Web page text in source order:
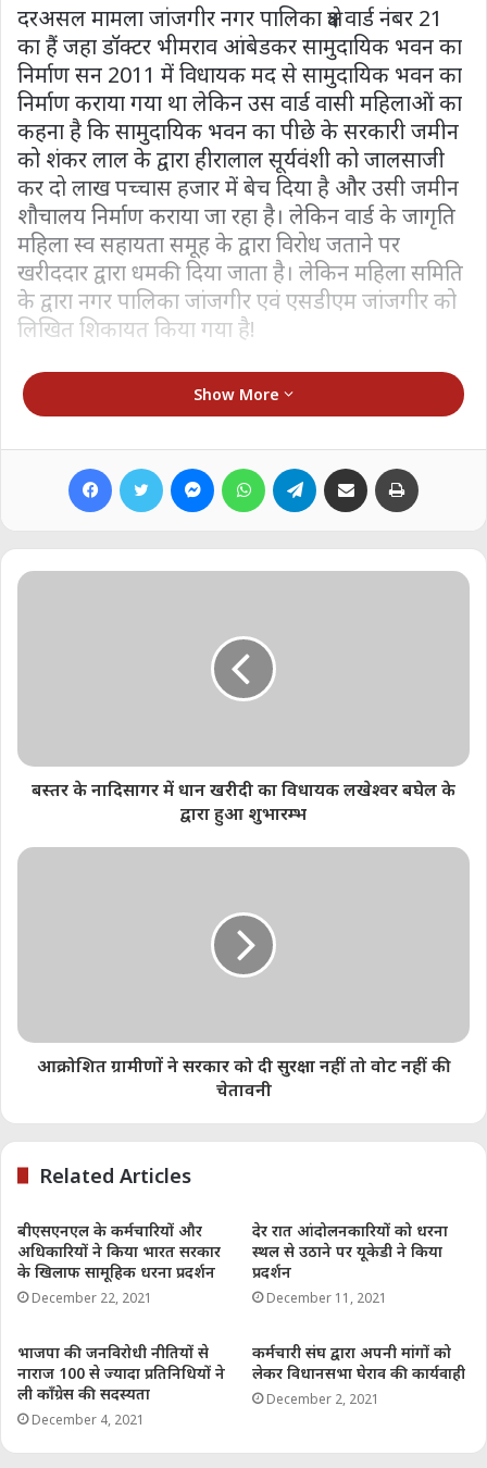
दरअसल मामला जांजगीर नगर पालिका क्षेत्र वार्ड नंबर 21
का हैं जहा डॉक्टर भीमराव आंबेडकर सामुदायिक भवन का
निर्माण सन 2011 में विधायक मद से सामुदायिक भवन का
निर्माण कराया गया था लेकिन उस वार्ड वासी महिलाओं का
कहना है कि सामुदायिक भवन का पीछे के सरकारी जमीन
को शंकर लाल के द्वारा हीरालाल सूर्यवंशी को जालसाजी
कर दो लाख पच्चास हजार में बेच दिया है और उसी जमीन
शौचालय निर्माण कराया जा रहा है। लेकिन वार्ड के जागृति
महिला स्व सहायता समूह के द्वारा विरोध जताने पर
खरीददार द्वारा धमकी दिया जाता है। लेकिन महिला समिति
के द्वारा नगर पालिका जांजगीर एवं एसडीएम जांजगीर को
लिखित शिकायत किया गया है!
Lokesh Mishra
Show More
Facebook Twitter MessengerWhatsAppTelegram Share via Email
बस्तर के नादिसागर में धान खरीदी का विधायक लखेश्वर बघेल के
द्वारा हुआ शुभारम्भ
आक्रोशित ग्रामीणों ने सरकार को दी सुरक्षा नहीं तो वोट नहीं की
चेतावनी
Related Articles
बीएसएनएल के कर्मचारियों और
अधिकारियों ने किया भारत सरकार
के खिलाफ सामूहिक धरना प्रदर्शन
December 22, 2021
देर रात आंदोलनकारियों को धरना
स्थल से उठाने पर यूकेडी ने किया
प्रदर्शन
December 11, 2021
भाजपा की जनविरोधी नीतियों से
नाराज 100 से ज्यादा प्रतिनिधियों ने
ली कॉंग्रेस की सदस्यता
December 4, 2021
कर्मचारी संघ द्वारा अपनी मांगों को
लेकर विधानसभा घेराव की कार्यवाही
December 2, 2021